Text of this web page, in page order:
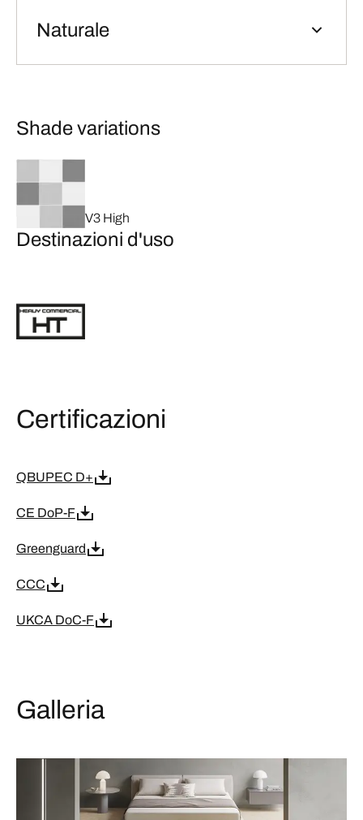
Naturale
Shade variations
V3 High
Destinazioni d'uso
Certificazioni
QBUPEC D+
CE DoP-F
Greenguard
CCC
UKCA DoC-F
Galleria